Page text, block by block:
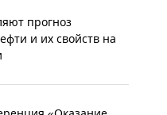
прогноз
и их свойств на